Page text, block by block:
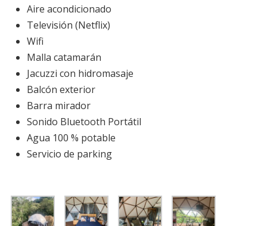
Aire acondicionado
Televisión (Netflix)
Wifi
Malla catamarán
Jacuzzi con hidromasaje
Balcón exterior
Barra mirador
Sonido Bluetooth Portátil
Agua 100 % potable
Servicio de parking